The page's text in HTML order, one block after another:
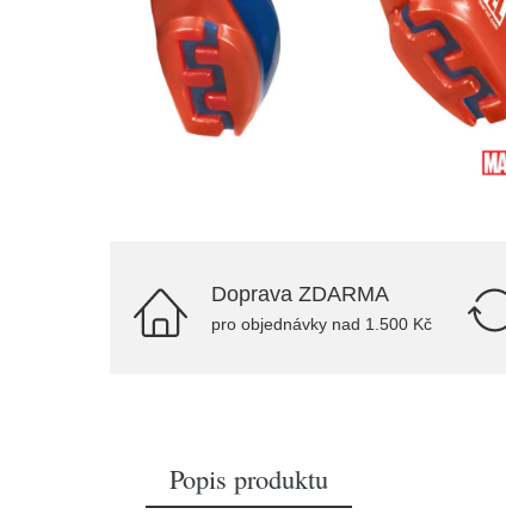
Doprava ZDARMA
pro objednávky nad 1.500 Kč
Popis produktu